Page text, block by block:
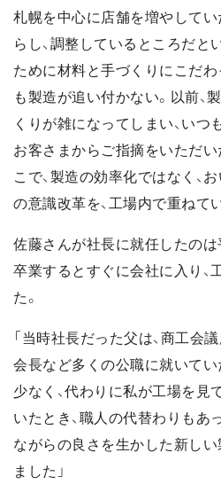
札幌を中心に店舗を増やしてい
らし、調整しているところだと
ために材料と手づくりにこだわ
も製造が追い付かない。以前、
くりが雑になってしまい、いつ
お客さまからご指摘をいただ
こで、製造の効率化ではなく、
の意識改革を、工場内で重ねて
佐藤さんが社長に就任したのは
卒業するとすぐに会社に入り、
た。
「当時社長だった父は、商工会
会長など多くの公職に就いて
少なく、代わりに私が工場を見
いたとき、職人の代替わりもあ
ながらの良さを生かした新し
ました」